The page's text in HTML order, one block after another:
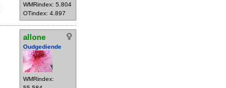
WMRindex: 5.804
OTindex: 4.897
allone
Oudgediende
WMRindex: